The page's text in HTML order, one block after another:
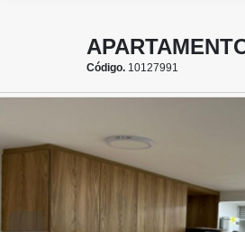
Código. 10127991